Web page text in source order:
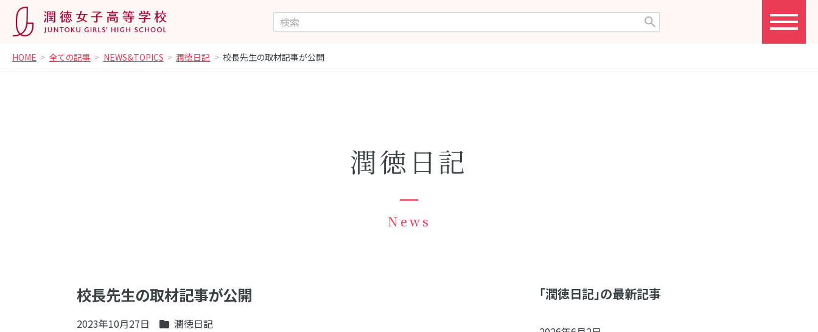
HOME 全ての記事 NEWS&TOPICS 潤徳日記 校長先生の取材記事が公開
潤徳日記
News
校長先生の取材記事が公開
2023年10月27日 潤徳日記
「潤徳日記」の最新記事